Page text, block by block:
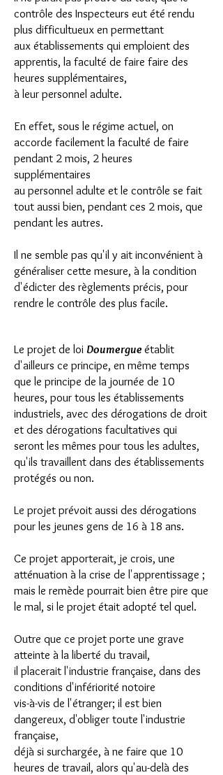
contrôle des Inspecteurs eut été rendu
plus difficultueux en permettant
aux établissements qui emploient des
apprentis, la faculté de faire faire des
heures supplémentaires,
à leur personnel adulte.
En effet, sous le régime actuel, on
accorde facilement la faculté de faire
pendant 2 mois, 2 heures
supplémentaires
au personnel adulte et le contrôle se fait
tout aussi bien, pendant ces 2 mois, que
pendant les autres.
Il ne semble pas qu'il y ait inconvénient à
généraliser cette mesure, à la condition
d'édicter des règlements précis, pour
rendre le contrôle des plus facile.
Le projet de loi Doumergue établit
d'ailleurs ce principe, en même temps
que le principe de la journée de 10
heures, pour tous les établissements
industriels, avec des dérogations de droit
et des dérogations facultatives qui
seront les mêmes pour tous les adultes,
qu'ils travaillent dans des établissements
protégés ou non.
Le projet prévoit aussi des dérogations
pour les jeunes gens de 16 à 18 ans.
Ce projet apporterait, je crois, une
atténuation à la crise de l'apprentissage ;
mais le remède pourrait bien être pire que
le mal, si le projet était adopté tel quel.
Outre que ce projet porte une grave
atteinte à la liberté du travail,
il placerait l'industrie française, dans des
conditions d'infériorité notoire
vis-à-vis de l'étranger; il est bien
dangereux, d'obliger toute l'industrie
française,
déjà si surchargée, à ne faire que 10
heures de travail, alors qu'au-delà des